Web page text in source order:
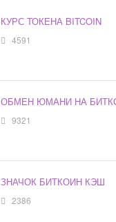
КУРС ТОКЕНА BITCOIN
4591
ОБМЕН ЮМАНИ НА
9321
ЗНАЧОК БИТКОИН КЭШ
2386